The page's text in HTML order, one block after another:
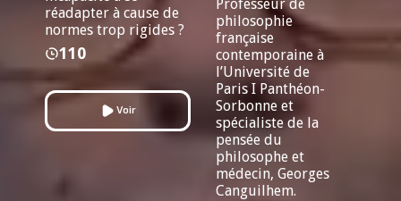
réadapter à cause de
normes trop rigides ?
110
Voir
Professeur de
philosophie
française
contemporaine à
l’Université de
Paris I Panthéon-
Sorbonne et
spécialiste de la
pensée du
philosophe et
médecin, Georges
Canguilhem.